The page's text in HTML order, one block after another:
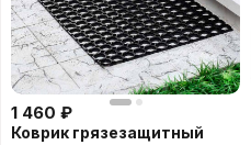
1 460 ₽
Коврик грязезащитный